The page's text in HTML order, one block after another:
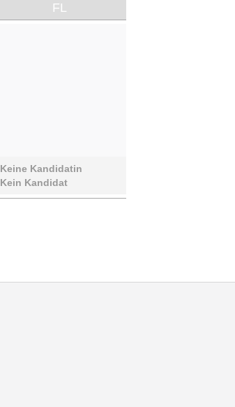
FL
Keine Kandidatin
Kein Kandidat